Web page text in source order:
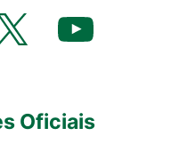
YouTube
Oficiais